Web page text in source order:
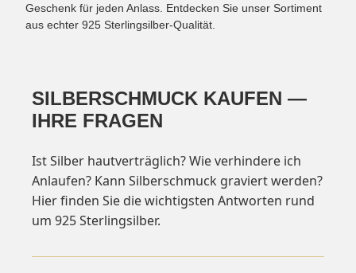
Geschenk für jeden Anlass. Entdecken Sie unser Sortiment
aus echter 925 Sterlingsilber-Qualität.
SILBERSCHMUCK KAUFEN —
IHRE FRAGEN
Ist Silber hautverträglich? Wie verhindere ich
Anlaufen? Kann Silberschmuck graviert werden?
Hier finden Sie die wichtigsten Antworten rund
um 925 Sterlingsilber.